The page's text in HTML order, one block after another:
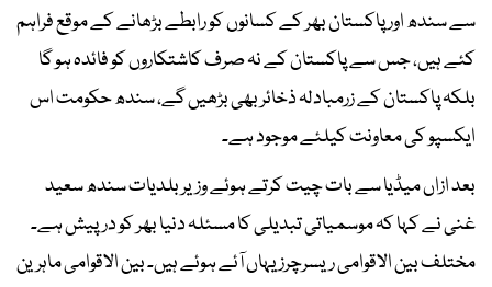
سے سندھ اور پاکستان بھر کے کسانوں کو رابطے بڑھانے کے موقع فراہم
کئے ہیں، جس سے پاکستان کے نہ صرف کاشتکاروں کو فائدہ ہو گا
بلکہ پاکستان کے زرمبادلہ ذخائر بھی بڑھیں گے، سندھ حکومت اس
ایکسپو کی معاونت کیلئے موجود ہے۔
بعد ازاں میڈیا سے بات چیت کرتے ہوئے وزیر بلدیات سندھ سعید
غنی نے کہا کہ موسمیاتی تبدیلی کا مسئلہ دنیا بھر کو درپیش ہے۔
مختلف بین الاقوامی ریسرچرز یہاں آئے ہوئے ہیں۔ بین الاقوامی ماہرین